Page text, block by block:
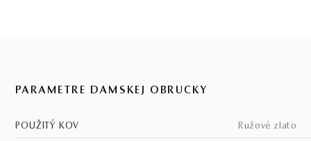
PARAMETRE DÁMSKEJ OBRÚČKY
POUŽITÝ KOV ružové zlato